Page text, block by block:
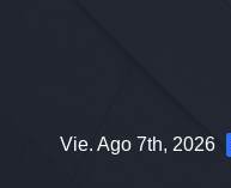
Vie. Ago 7th, 2026